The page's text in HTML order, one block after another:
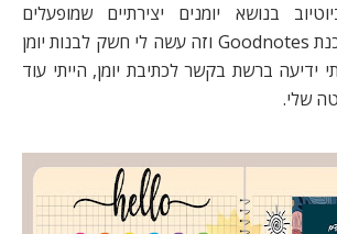
בנושא יומנים יצירתיים שמופעלים
באמצעות אייפד ותוכנת Goodnotes וזה עשה לי חשק לבנות יומן
ידיעה ברשת בקשר לכתיבת יומן, הייתי עוד
שלי.